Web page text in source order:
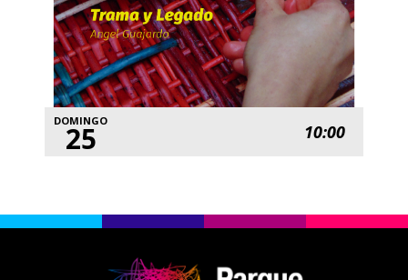
DOMINGO
25 10:00